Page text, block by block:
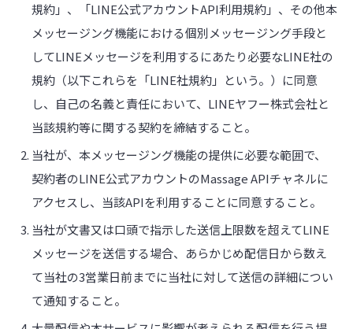
規約」、「LINE公式アカウントAPI利用規約」、その他本
メッセージング機能における個別メッセージング手段と
してLINEメッセージを利用するにあたり必要なLINE社の
規約（以下これらを「LINE社規約」という。）に同意
し、自己の名義と責任において、LINEヤフー株式会社と
当該規約等に関する契約を締結すること。
当社が、本メッセージング機能の提供に必要な範囲で、
契約者のLINE公式アカウントのMassage APIチャネルに
アクセスし、当該APIを利用することに同意すること。
当社が文書又は口頭で指示した送信上限数を超えてLINE
メッセージを送信する場合、あらかじめ配信日から数え
て当社の3営業日前までに当社に対して送信の詳細につい
て通知すること。